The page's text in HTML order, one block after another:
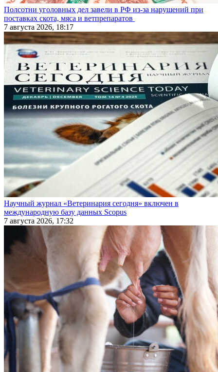
Полсотни уголовных дел завели в РФ из-за нарушений при
поставках скота, мяса и ветпрепаратов
7 августа 2026, 18:17
Научный журнал «Ветеринария сегодня» включен в
международную базу данных Scopus
7 августа 2026, 17:32